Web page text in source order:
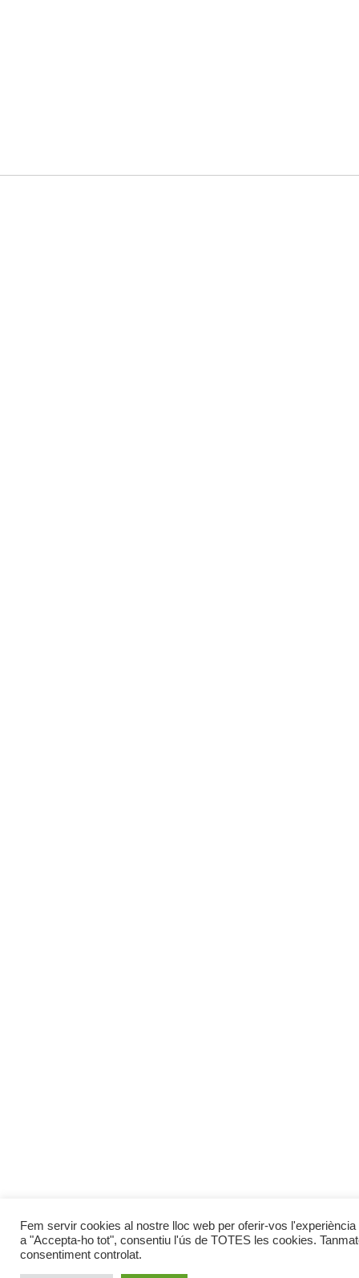
Fem servir cookies al nostre lloc web per oferir-vos
a "Accepta-ho tot", consentiu l'ús de TOTES les cookies.
consentiment controlat.